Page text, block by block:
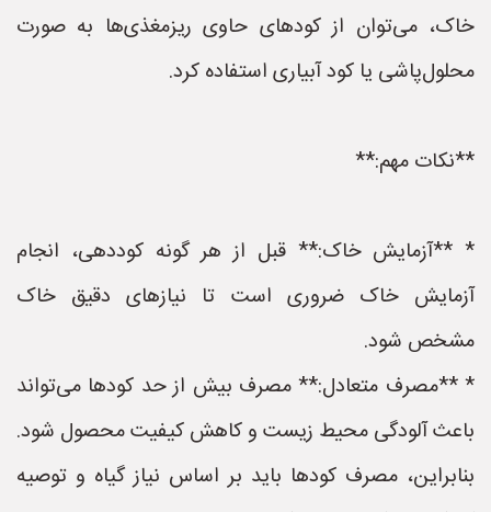
خاک، می‌توان از کودهای حاوی ریزمغذی‌ها به صورت
محلول‌پاشی یا کود آبیاری استفاده کرد.
**نکات مهم:**
* **آزمایش خاک:** قبل از هر گونه کوددهی، انجام
آزمایش خاک ضروری است تا نیازهای دقیق خاک
مشخص شود.
* **مصرف متعادل:** مصرف بیش از حد کودها می‌تواند
باعث آلودگی محیط زیست و کاهش کیفیت محصول شود.
بنابراین، مصرف کودها باید بر اساس نیاز گیاه و توصیه